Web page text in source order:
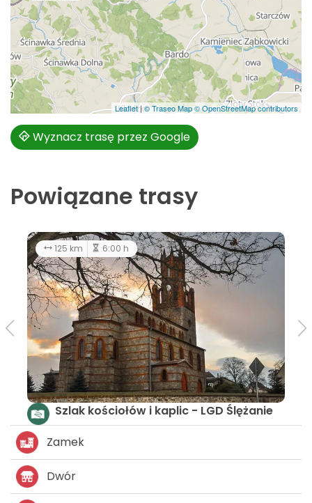
Leaflet |© Traseo Map© OpenStreetMap contributors
Wyznacz trasę przez Google
Powiązane trasy
125 km 6:00 h
Szlak kościołów i kaplic - LGD Ślężanie
Zamek
Dwór